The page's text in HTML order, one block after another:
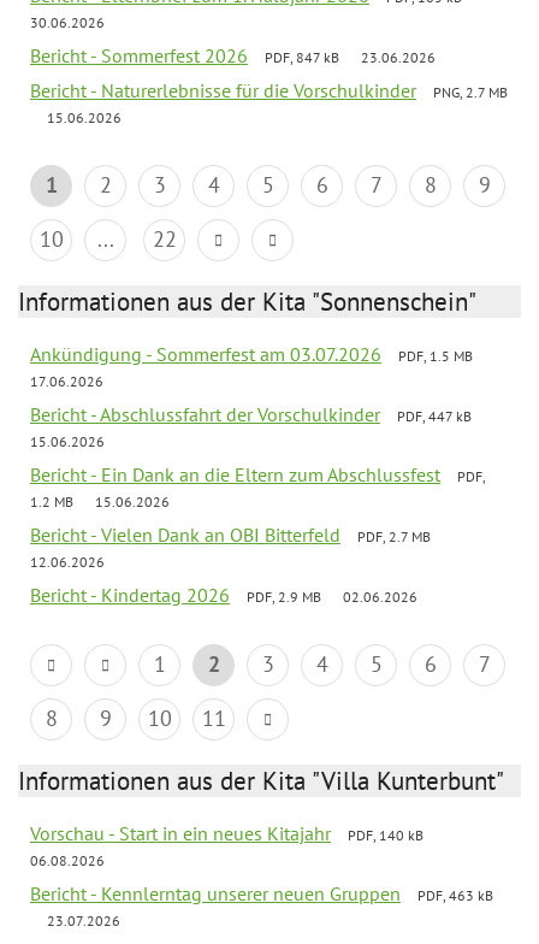
30.06.2026
Bericht - Sommerfest 2026 PDF, 847 kB 23.06.2026
Bericht - Naturerlebnisse für die Vorschulkinder
PNG, 2.7 MB
15.06.2026
1 2 3 4 5 6 7 8
9
10
... 22
Informationen aus der Kita "Sonnenschein"
Ankündigung - Sommerfest am 03.07.2026
PDF, 1.5 MB
17.06.2026
Bericht - Abschlussfahrt der Vorschulkinder
PDF, 447 kB
15.06.2026
Bericht - Ein Dank an die Eltern zum Abschlussfest
PDF,
1.2 MB
15.06.2026
Bericht - Vielen Dank an OBI Bitterfeld
PDF, 2.7 MB
12.06.2026
Bericht - Kindertag 2026 PDF, 2.9 MB 02.06.2026
1 2 3 4 5 6
7
8
9 10 11
Informationen aus der Kita "Villa Kunterbunt"
Vorschau - Start in ein neues Kitajahr
PDF, 140 kB
06.08.2026
Bericht - Kennlerntag unserer neuen Gruppen
PDF, 463 kB
23.07.2026